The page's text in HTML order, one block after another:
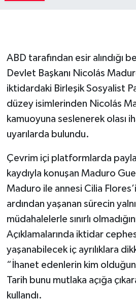
ABD tarafından esir alındığı
Devlet Başkanı Nicolás
iktidardaki Birleşik Sosyalist
düzey isimlerinden Nicolás
kamuoyuna seslenerek olası
uyarılarda bulundu.
Çevrim içi platformlarda
kaydıyla konuşan Maduro
Maduro ile annesi Cilia
ardından yaşanan sürecin
müdahalelerle sınırlı
Açıklamalarında iktidar
yaşanabilecek iç ayrılıklara
“İhanet edenlerin kim
Tarih bunu mutlaka açığa
kullandı.